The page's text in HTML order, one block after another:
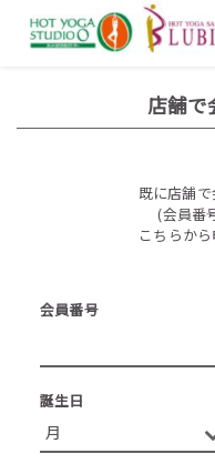
店舗で
既に店舗
(会員番
こちらから
会員番号
誕生日